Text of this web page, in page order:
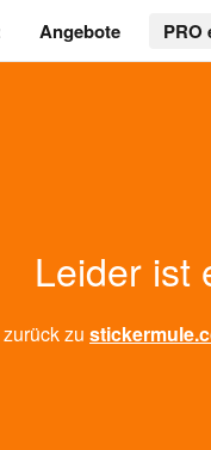
Angebote PRO
Leider ist
zu